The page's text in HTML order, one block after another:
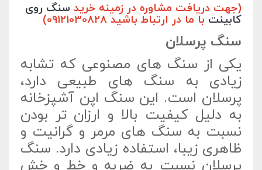
(جهت دریافت مشاوره در زمینه خرید سنگ روی
کابینت با ما در ارتباط باشید 09121030828)
سنگ پرسلان
یکی از سنگ های مصنوعی که تشابه
زیادی به سنگ های طبیعی دارد،
پرسلان است. این سنگ اپن آشپزخانه
به دلیل کیفیت بالا و ارزان تر بودن
نسبت به سنگ های مرمر و گرانیت و
ظاهری زیبا، استفاده زیادی دارد. سنگ